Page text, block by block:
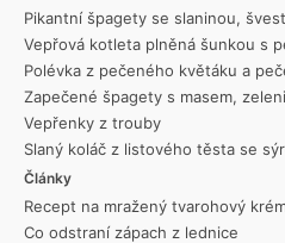
Pikantní špagety se slaninou,
Vepřová kotleta plněná šunkou s
Polévka z pečeného květáku a
Zapečené špagety s masem,
Vepřenky z trouby
Slaný koláč z listového těsta se
Články
Recept na mražený tvarohový
Co odstraní zápach z lednice